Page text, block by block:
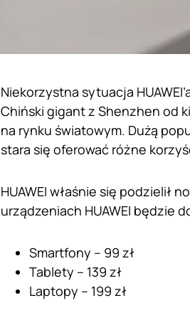
Niekorzystna sytuacja
Chiński gigant z Shenzhen od
na rynku światowym. Dużą
stara się oferować różne
HUAWEI właśnie się podzielił
urządzeniach HUAWEI będzie
Smartfony – 99 zł
Tablety – 139 zł
Laptopy – 199 zł